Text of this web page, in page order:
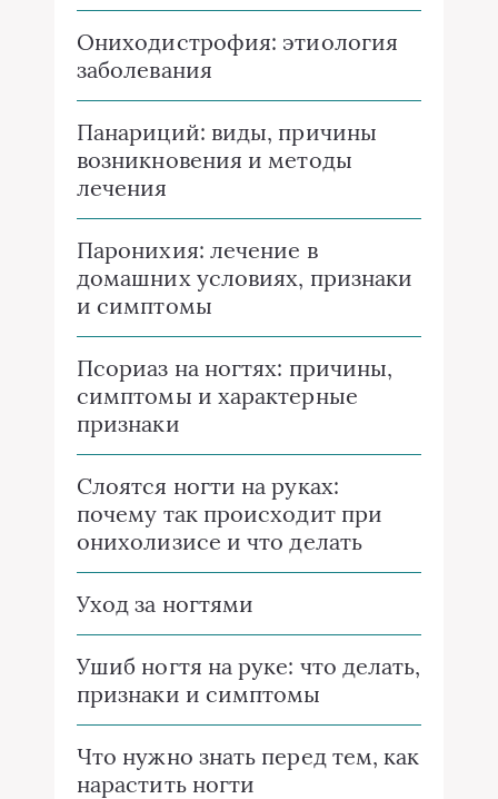
Ониходистрофия: этиология
заболевания
Панариций: виды, причины
возникновения и методы
лечения
Паронихия: лечение в
домашних условиях, признаки
и симптомы
Псориаз на ногтях: причины,
симптомы и характерные
признаки
Слоятся ногти на руках:
почему так происходит при
онихолизисе и что делать
Уход за ногтями
Ушиб ногтя на руке: что делать,
признаки и симптомы
Что нужно знать перед тем, как
нарастить ногти